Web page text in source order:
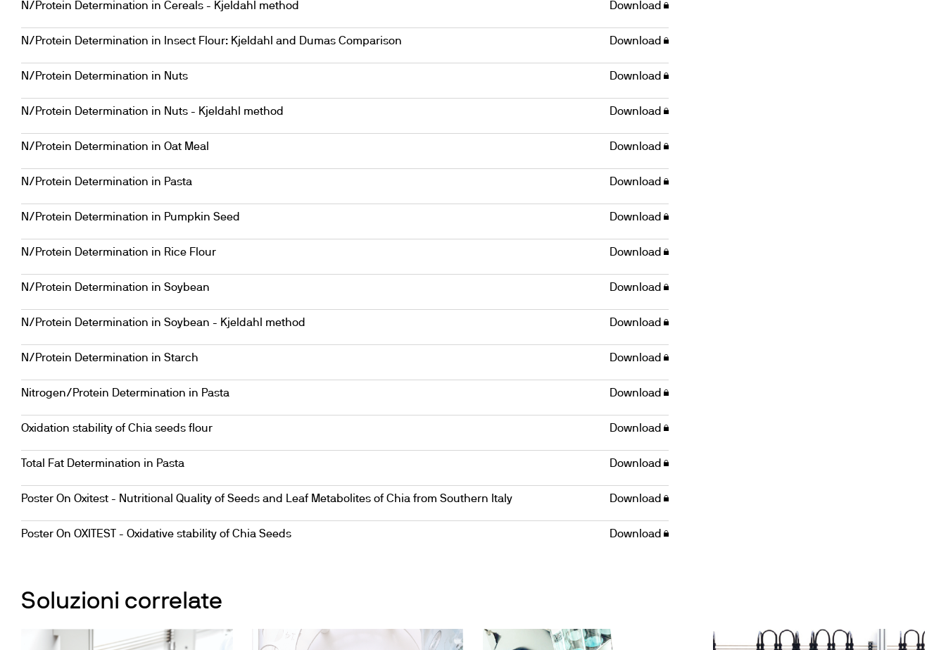
N/Protein Determination in Cereals - Kjeldahl method Download
N/Protein Determination in Insect Flour: Kjeldahl and Dumas Comparison Download
N/Protein Determination in Nuts Download
N/Protein Determination in Nuts - Kjeldahl method Download
N/Protein Determination in Oat Meal Download
N/Protein Determination in Pasta Download
N/Protein Determination in Pumpkin Seed Download
N/Protein Determination in Rice Flour Download
N/Protein Determination in Soybean Download
N/Protein Determination in Soybean - Kjeldahl method Download
N/Protein Determination in Starch Download
Nitrogen/Protein Determination in Pasta Download
Oxidation stability of Chia seeds flour Download
Total Fat Determination in Pasta Download
Poster On Oxitest - Nutritional Quality of Seeds and Leaf Metabolites of Chia from Southern Italy Download
Poster On OXITEST - Oxidative stability of Chia Seeds Download
Soluzioni correlate